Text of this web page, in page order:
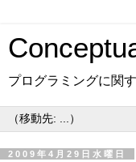
プログラミングに関
2009年4月29日水曜日